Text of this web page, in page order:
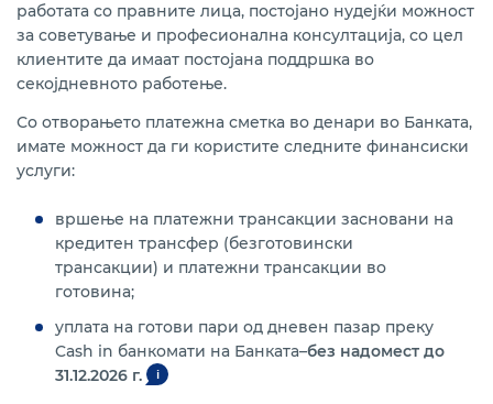
Курсна листа за правни лица
Информација за Законот за платежни услуги и
Архива на документи за платежни сметки и
платежни услуги
Известувања и документи за платежни услуги
работата со правните лица, постојано нудејќи можност
за советување и професионална консултација, со цел
клиентите да имаат постојана поддршка во
секојдневното работење.
Со отворањето платежна сметка во денари во Банката,
имате можност да ги користите следните финансиски
услуги:
вршење на платежни трансакции засновани на
кредитен трансфер (безготовински
трансакции) и платежни трансакции во
готовина;
уплата на готови пари од дневен пазар преку
Cash in банкомати на Банката–без надомест до
31.12.2026 г.
i